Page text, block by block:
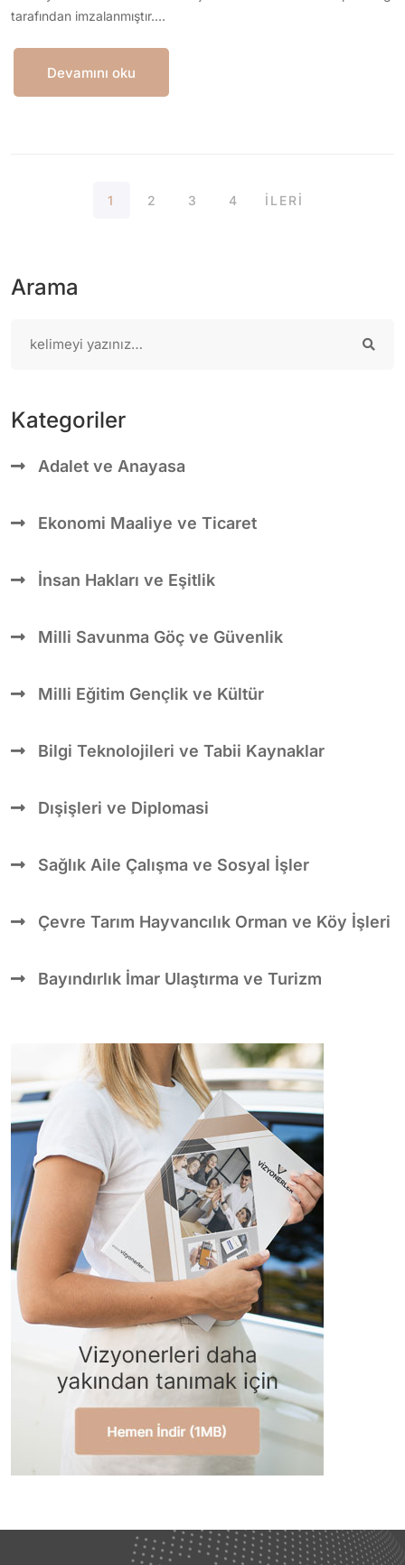
Arama
Kategoriler
Adalet ve Anayasa
Ekonomi Maaliye ve Ticaret
İnsan Hakları ve Eşitlik
Milli Savunma Göç ve Güvenlik
Milli Eğitim Gençlik ve Kültür
Bilgi Teknolojileri ve Tabii Kaynaklar
Dışişleri ve Diplomasi
Sağlık Aile Çalışma ve Sosyal İşler
Çevre Tarım Hayvancılık Orman ve Köy İşleri
Bayındırlık İmar Ulaştırma ve Turizm
tarafından imzalanmıştır.…
Devamını oku
1 2 3 4 İLERİ